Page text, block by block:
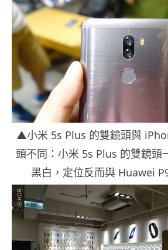
▲小米 5s Plus 的雙鏡頭與
頭不同：小米 5s Plus 的雙鏡頭
黑白，定位反而與 Huawei